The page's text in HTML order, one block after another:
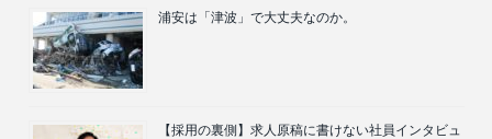
浦安は「津波」で大丈夫なのか。
【採用の裏側】求人原稿に書けない社員インタビュ